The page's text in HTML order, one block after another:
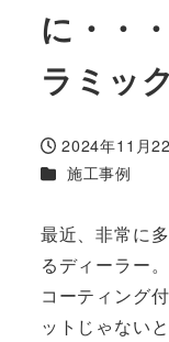
に・・
ラミッ
投稿日
2024年11月
カテゴリー
施工事例
最近、非常に
るディーラー。
コーティング
ットじゃない